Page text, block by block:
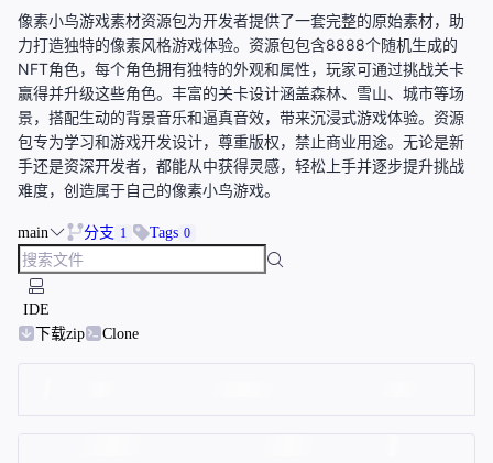
像素小鸟游戏素材资源包为开发者提供了一套完整的原始素材，助
力打造独特的像素风格游戏体验。资源包包含8888个随机生成的
NFT角色，每个角色拥有独特的外观和属性，玩家可通过挑战关卡
赢得并升级这些角色。丰富的关卡设计涵盖森林、雪山、城市等场
景，搭配生动的背景音乐和逼真音效，带来沉浸式游戏体验。资源
包专为学习和游戏开发设计，尊重版权，禁止商业用途。无论是新
手还是资深开发者，都能从中获得灵感，轻松上手并逐步提升挑战
难度，创造属于自己的像素小鸟游戏。
main 分支 1 Tags 0
IDE
下载zip
Clone